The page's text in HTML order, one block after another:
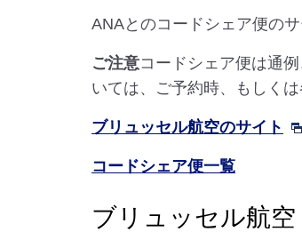
ANAとのコードシェア便の
ご注意コードシェア便は通
いては、ご予約時、もしく
ブリュッセル航空のサイト
コードシェア便一覧
ブリュッセル航